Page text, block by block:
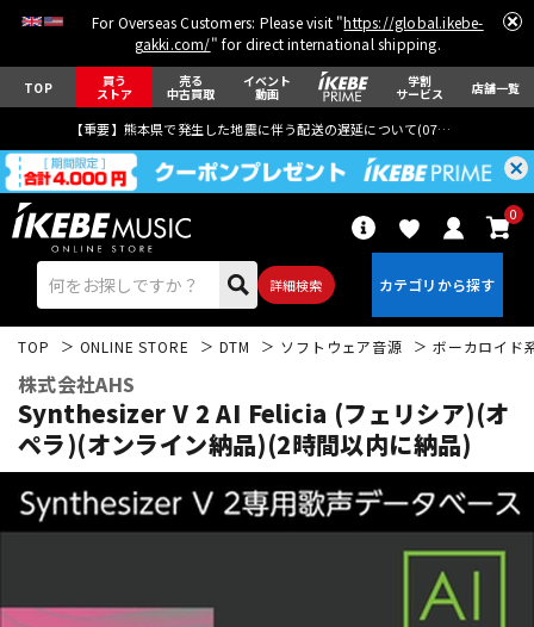
For Overseas Customers: Please visit "https://global.ikebe-
gakki.com/" for direct international shipping.
TOP 買う
ストア
売る
中古買取
イベント
動画
学割
サービス 店舗一覧
【重要】熊本県で発生した地震に伴う配送の遅延について(07月29日
詳細検索
0
TOP ONLINE STORE DTM ソフトウェア音源 ボーカロイド
株式会社AHS
Synthesizer V 2 AI Felicia (フェリシア)(オ
ペラ)(オンライン納品)(2時間以内に納品)